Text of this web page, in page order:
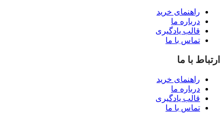
راهنمای خرید
درباره ما
قالب یادگیری
تماس با ما
ارتباط با ما
راهنمای خرید
درباره ما
قالب یادگیری
تماس با ما